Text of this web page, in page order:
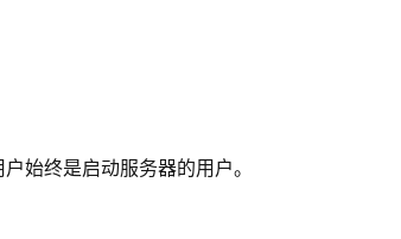
始终是启动服务器的用户。